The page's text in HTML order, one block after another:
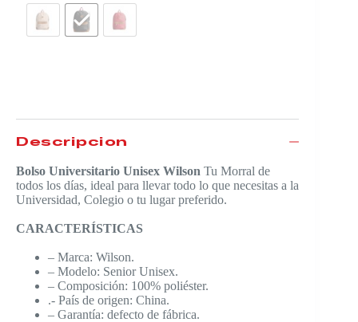
Descripción
Bolso Universitario Unisex Wilson Tu Morral de
todos los días, ideal para llevar todo lo que necesitas a la
Universidad, Colegio o tu lugar preferido.
CARACTERÍSTICAS
– Marca: Wilson.
– Modelo: Senior Unisex.
– Composición: 100% poliéster.
.- País de origen: China.
– Garantía: defecto de fábrica.